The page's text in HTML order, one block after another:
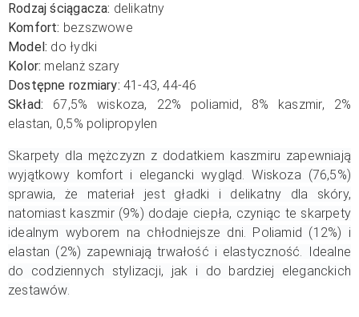
Rodzaj ściągacza: delikatny
Komfort: bezszwowe
Model: do łydki
Kolor: melanż szary
Dostępne rozmiary: 41-43, 44-46
Skład: 67,5% wiskoza, 22% poliamid, 8% kaszmir, 2%
elastan, 0,5% polipropylen
Skarpety dla mężczyzn z dodatkiem kaszmiru zapewniają
wyjątkowy komfort i elegancki wygląd. Wiskoza (76,5%)
sprawia, że materiał jest gładki i delikatny dla skóry,
natomiast kaszmir (9%) dodaje ciepła, czyniąc te skarpety
idealnym wyborem na chłodniejsze dni. Poliamid (12%) i
elastan (2%) zapewniają trwałość i elastyczność. Idealne
do codziennych stylizacji, jak i do bardziej eleganckich
zestawów.